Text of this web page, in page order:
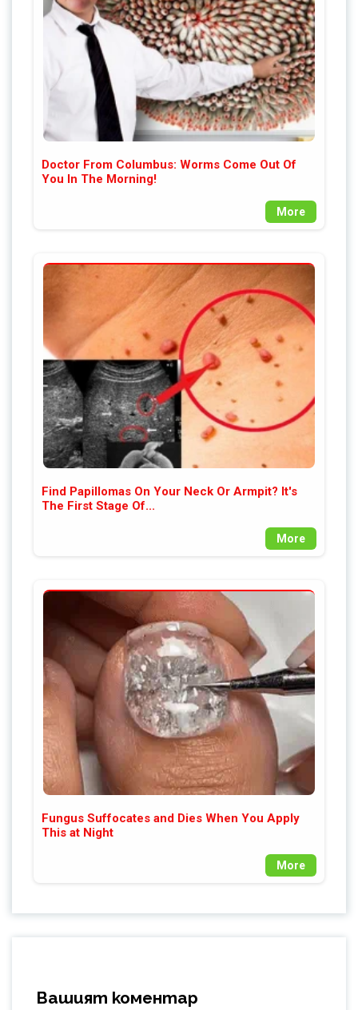
Doctor From Columbus: Worms Come Out Of
You In The Morning!
More
Find Papillomas On Your Neck Or Armpit? It's
The First Stage Of...
More
Fungus Suffocates and Dies When You Apply
This at Night
More
Вашият коментар